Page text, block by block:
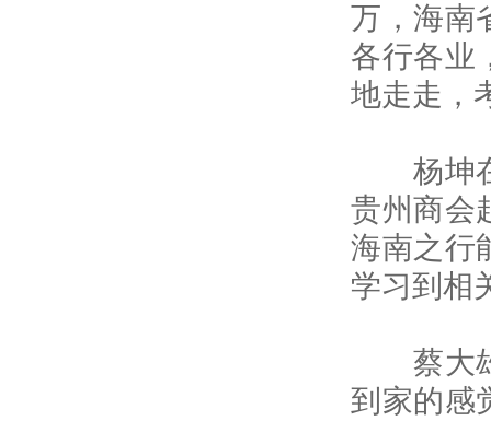
万，海南
各行各业
地走走，
杨坤在
贵州商会
海南之行
学习到相
蔡大雄
到家的感